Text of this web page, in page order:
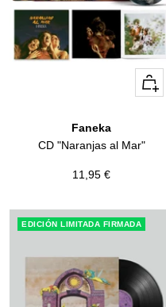
+
Añadir
Faneka
CD "Naranjas al Mar"
Precio
venta
11,95 €
EDICIÓN LIMITADA FIRMADA